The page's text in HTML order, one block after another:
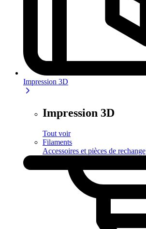
Impression 3D
Impression 3D
Tout voir
Filaments
Accessoires et pièces de rechange